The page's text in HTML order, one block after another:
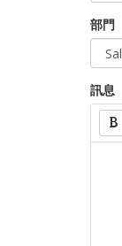
部門
訊息